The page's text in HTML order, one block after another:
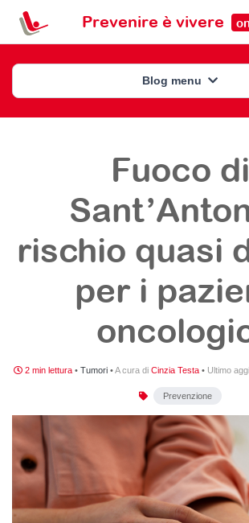
Prevenire è vivere
Blog menu
Fuoco di
rischio quasi
per i
2 min lettura • Tumori •A cura di Cinzia Testa • Ultimo
Prevenzione